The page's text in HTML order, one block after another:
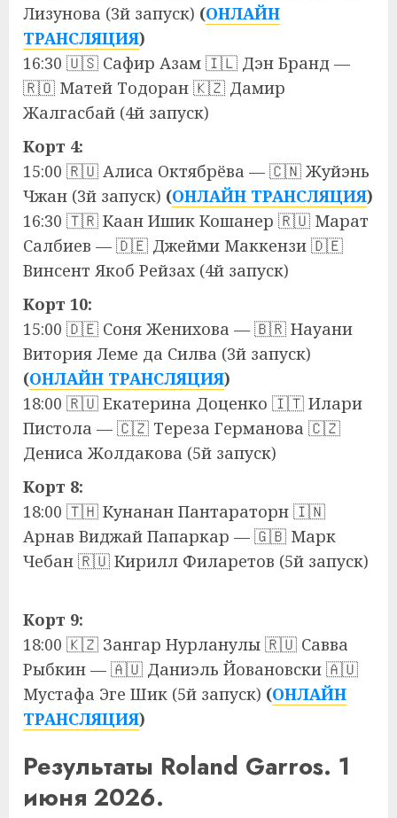
Лизунова (3й запуск) (ОНЛАЙН
ТРАНСЛЯЦИЯ)
16:30 🇺🇸 Сафир Азам 🇮🇱 Дэн Бранд —
🇷🇴 Матей Тодоран 🇰🇿 Дамир
Жалгасбай (4й запуск)
Корт 4:
15:00 🇷🇺 Алиса Октябрёва — 🇨🇳 Жуйэнь
Чжан (3й запуск) (ОНЛАЙН ТРАНСЛЯЦИЯ)
16:30 🇹🇷 Каан Ишик Кошанер 🇷🇺 Марат
Салбиев — 🇩🇪 Джейми Маккензи 🇩🇪
Винсент Якоб Рейзах (4й запуск)
Корт 10:
15:00 🇩🇪 Соня Женихова — 🇧🇷 Науани
Витория Леме да Силва (3й запуск)
(ОНЛАЙН ТРАНСЛЯЦИЯ)
18:00 🇷🇺 Екатерина Доценко 🇮🇹 Илари
Пистола — 🇨🇿 Тереза Германова 🇨🇿
Дениса Жолдакова (5й запуск)
Корт 8:
18:00 🇹🇭 Кунанан Пантараторн 🇮🇳
Арнав Виджай Папаркар — 🇬🇧 Марк
Чебан 🇷🇺 Кирилл Филаретов (5й запуск)
Корт 9:
18:00 🇰🇿 Зангар Нурланулы 🇷🇺 Савва
Рыбкин — 🇦🇺 Даниэль Йовановски 🇦🇺
Мустафа Эге Шик (5й запуск) (ОНЛАЙН
ТРАНСЛЯЦИЯ)
Результаты Roland Garros. 1
июня 2026.